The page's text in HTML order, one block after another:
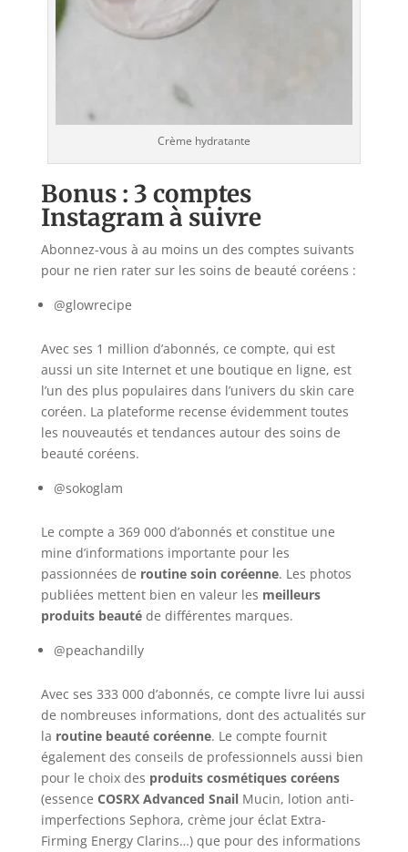
Crème hydratante
Bonus : 3 comptes
Instagram à suivre
Abonnez-vous à au moins un des comptes suivants
pour ne rien rater sur les soins de beauté coréens :
@glowrecipe
Avec ses 1 million d’abonnés, ce compte, qui est
aussi un site Internet et une boutique en ligne, est
l’un des plus populaires dans l’univers du skin care
coréen. La plateforme recense évidemment toutes
les nouveautés et tendances autour des soins de
beauté coréens.
@sokoglam
Le compte a 369 000 d’abonnés et constitue une
mine d’informations importante pour les
passionnées de routine soin coréenne. Les photos
publiées mettent bien en valeur les meilleurs
produits beautéde différentes marques.
@peachandilly
Avec ses 333 000 d’abonnés, ce compte livre lui aussi
de nombreuses informations, dont des actualités sur
la routine beauté coréenne. Le compte fournit
également des conseils de professionnels aussi bien
pour le choix des produits cosmétiques coréens
(essence COSRX Advanced SnailMucin, lotion anti-
imperfections Sephora, crème jour éclat Extra-
Firming Energy Clarins…) que pour des informations